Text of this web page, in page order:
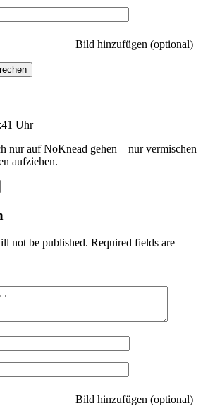
Bild hinzufügen (optional)
Uhr
nur auf NoKnead gehen – nur vermischen
aufziehen.
not be published. Required fields are
Bild hinzufügen (optional)